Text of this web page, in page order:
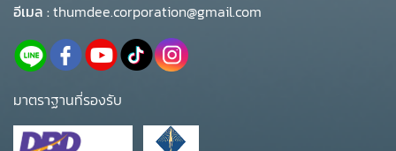
อีเมล :thumdee.corporation@gmail.com
มาตราฐานที่รองรับ